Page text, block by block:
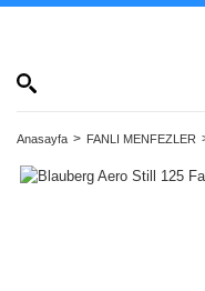
Anasayfa FANLI MENFEZLER